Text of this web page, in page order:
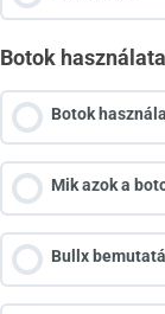
Botok használata
Botok
Mik azok a
Bullx